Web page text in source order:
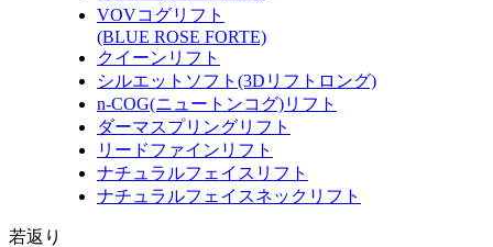
VOVコグリフト
(BLUE ROSE FORTE)
クイーンリフト
シルエットソフト (3Dリフトロング)
n-COG(ニュートンコグ)リフト
ダーマスプリングリフト
リードファインリフト
ナチュラルフェイスリフト
ナチュラルフェイスネックリフト
若返り